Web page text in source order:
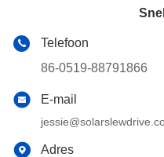
Telefoon
86-0519-88791866
E-mail
Adres